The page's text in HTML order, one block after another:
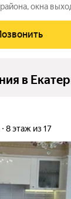
окна
Школы №
в
8 этаж из 17